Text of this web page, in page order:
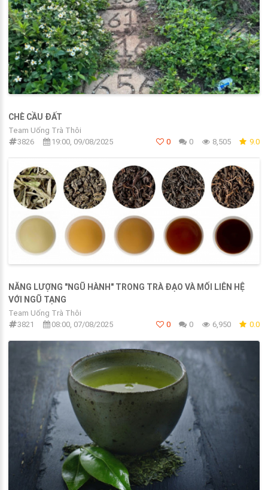
CHÈ CẦU ĐẤT
Team Uống Trà Thôi
3826
19:00, 09/08/2025 0 0 8,505 9.0
NĂNG LƯỢNG "NGŨ HÀNH" TRONG TRÀ ĐẠO VÀ MỐI LIÊN HỆ
VỚI NGŨ TẠNG
Team Uống Trà Thôi
3821
08:00, 07/08/2025 0 0 6,950 0.0